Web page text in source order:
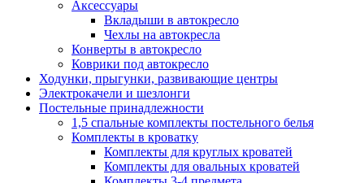
Аксессуары
Вкладыши в автокресло
Чехлы на автокресла
Конверты в автокресло
Коврики под автокресло
Ходунки, прыгунки, развивающие центры
Электрокачели и шезлонги
Постельные принадлежности
1,5 спальные комплекты постельного белья
Комплекты в кроватку
Комплекты для круглых кроватей
Комплекты для овальных кроватей